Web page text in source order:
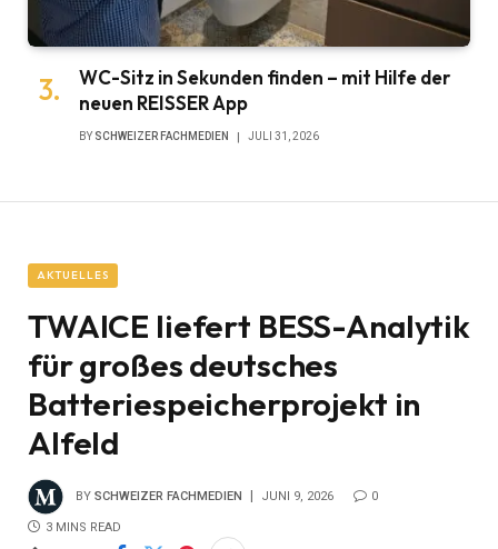
WC-Sitz in Sekunden finden – mit Hilfe der
neuen REISSER App
BY SCHWEIZER FACHMEDIEN JULI 31, 2026
AKTUELLES
TWAICE liefert BESS-Analytik
für großes deutsches
Batteriespeicherprojekt in
Alfeld
BY SCHWEIZER FACHMEDIEN JUNI 9, 2026 0
3 MINS READ